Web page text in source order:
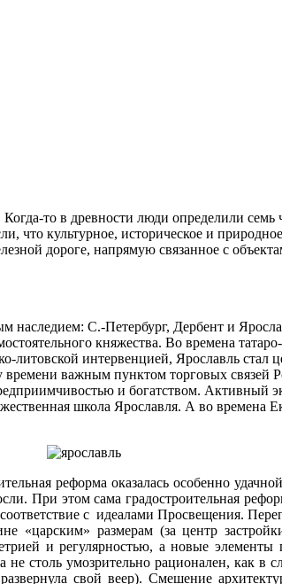
то в древности люди определили
культурное, историческое и
дороге, напрямую связанное с
С.-Петербург, Дербент и
княжества. Во времена
литовской интервенцией, Ярославль
важным пунктом торговых связей
и богатством. Активный
школа Ярославля. А во
реформа оказалась особенно
При этом сама градостроительная
с идеалами Просвещения.
«царским» размерам (за центр
и регулярностью, а новые
не столь умозрительно рационален, как
свой веер). Смешение